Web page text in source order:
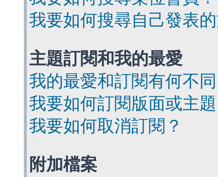
我要如何搜尋自己發表
主題訂閱和我的最愛
我的最愛和訂閱有何不
我要如何訂閱版面或主
我要如何取消訂閱？
附加檔案